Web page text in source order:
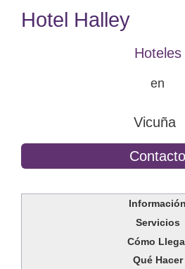
Hotel Halley
Hoteles
en
Vicuña
Contacto
Información
Servicios
Cómo
Qué Hacer